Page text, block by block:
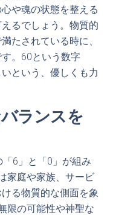
や魂の状態を整える
るでしょう。物質的
たされている時に、
。60という数字
という、優しくも力
ランスを
6」と「0」が組み
家庭や家族、サービ
る物質的な側面を象
限の可能性や神聖な